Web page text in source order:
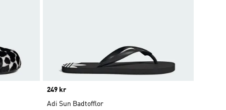
Price
249 kr
Adi Sun Badtofflor